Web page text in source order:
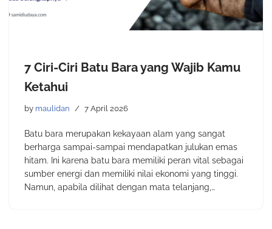
7 Ciri-Ciri Batu Bara yang Wajib Kamu
Ketahui
by maulidan 7 April 2026
Batu bara merupakan kekayaan alam yang sangat
berharga sampai-sampai mendapatkan julukan emas
hitam. Ini karena batu bara memiliki peran vital sebagai
sumber energi dan memiliki nilai ekonomi yang tinggi.
Namun, apabila dilihat dengan mata telanjang,…